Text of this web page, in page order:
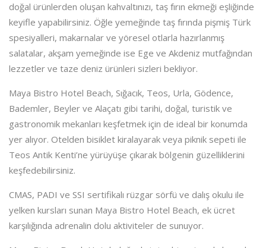
doğal ürünlerden oluşan kahvaltınızı, taş fırın ekmeği eşliğinde
keyifle yapabilirsiniz. Öğle yemeğinde taş fırında pişmiş Türk
spesiyalleri, makarnalar ve yöresel otlarla hazırlanmış
salatalar, akşam yemeğinde ise Ege ve Akdeniz mutfağından
lezzetler ve taze deniz ürünleri sizleri bekliyor.
Maya Bistro Hotel Beach, Sığacık, Teos, Urla, Gödence,
Bademler, Beyler ve Alaçatı gibi tarihi, doğal, turistik ve
gastronomik mekanları keşfetmek için de ideal bir konumda
yer alıyor. Otelden bisiklet kiralayarak veya piknik sepeti ile
Teos Antik Kenti’ne yürüyüşe çıkarak bölgenin güzelliklerini
keşfedebilirsiniz.
CMAS, PADI ve SSI sertifikalı rüzgar sörfü ve dalış okulu ile
yelken kursları sunan Maya Bistro Hotel Beach, ek ücret
karşılığında adrenalin dolu aktiviteler de sunuyor.